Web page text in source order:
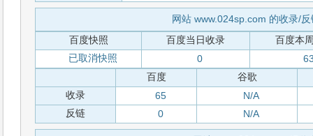
网站 www.024sp.com 的收录/
百度快照
百度当日收录
百度本
已取消快照
0
百度
谷歌
收录
65
N/A
反链
0 N/A